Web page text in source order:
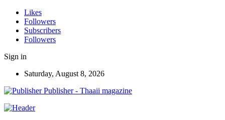
Likes
Followers
Subscribers
Followers
Sign in
Saturday, August 8, 2026
Publisher - Thaaii magazine